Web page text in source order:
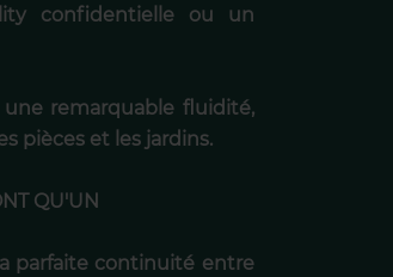
confidentielle ou un
remarquable fluidité,
pièces et les jardins.
QU'UN
parfaite continuité entre